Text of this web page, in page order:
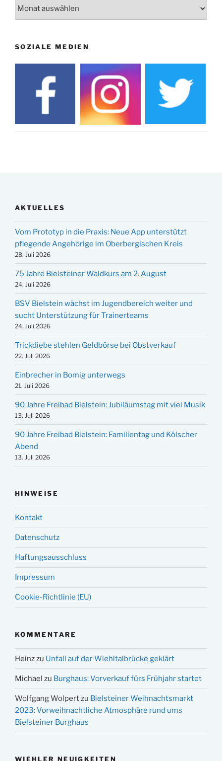
SOZIALE MEDIEN
AKTUELLES
Vom Prototyp in die Praxis: Neue App unterstützt
pflegende Angehörige im Oberbergischen Kreis
28. Juli 2026
75 Jahre Bielsteiner Waldkurs am 2. August
24. Juli 2026
BSV Bielstein wächst im Jugendbereich weiter und
sucht Unterstützung für Trainerteams
24. Juli 2026
Trickdiebe stehlen Geldbörse bei Obstverkauf
22. Juli 2026
Einbrecher in Bomig unterwegs
21. Juli 2026
90 Jahre Freibad Bielstein: Jubiläumstag mit viel Musik
13. Juli 2026
90 Jahre Freibad Bielstein: Familientag und Kölscher
Abend
13. Juli 2026
HINWEISE
Kontakt
Datenschutz
Haftungsausschluss
Impressum
Cookie-Richtlinie (EU)
KOMMENTARE
Heinzzu Unfall auf der Wiehltalbrücke geklärt
Michael zu Burghaus: Vorverkauf fürs Frühjahr startet
Wolfgang Wolpertzu Bielsteiner Weihnachtsmarkt
2023: Vorweihnachtliche Atmosphäre rund ums
Bielsteiner Burghaus
WIEHLER NEUIGKEITEN